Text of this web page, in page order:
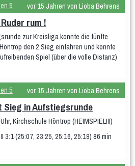
5 vor 15 Jahren von Lioba Behrens
rum !
zur Kreisliga konnte die fünfte
den 2.Sieg einfahren und konnte
Spiel (über die volle Distanz)
5 vor 15 Jahren von Lioba Behrens
Sieg in Aufstiegsrunde
Kirchschule Höntrop (HEIMSPIEL!!!)
3:1 (25:07, 23:25, 25:16, 25:19) 86 min